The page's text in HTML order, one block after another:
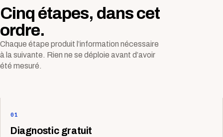
Cinq étapes, dans cet
ordre.
Chaque étape produit l’information nécessaire
à la suivante. Rien ne se déploie avant d’avoir
été mesuré.
01
Diagnostic gratuit